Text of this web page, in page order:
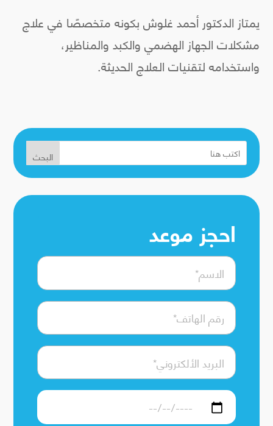
البحث
احجز موعد
يمتاز الدكتور أحمد غلوش بكونه متخصصًا في علاج
مشكلات الجهاز الهضمي والكبد والمناظير،
واستخدامه لتقنيات العلاج الحديثة.